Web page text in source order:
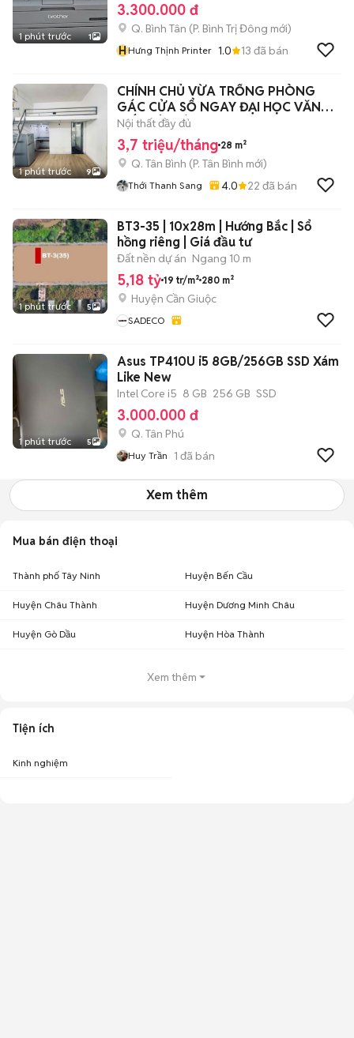
1 phút trước 1
3.300.000 đ
Q. Bình Tân (P. Bình Trị Đông mới)
HHưng Thịnh Printer 1.0 13 đã bán
1 phút trước 9
CHÍNH CHỦ VỪA TRỐNG PHÒNG
GÁC CỬA SỔ NGAY ĐẠI HỌC VĂN
HIẾN TÂN BÌNH
Nội thất đầy đủ
3,7 triệu/tháng 28 m²
Q. Tân Bình (P. Tân Bình mới)
Thới Thanh Sang 4.0 22 đã bán
1 phút trước 5
BT3-35 | 10x28m | Hướng Bắc | Sổ
hồng riêng | Giá đầu tư
Đất nền dự án Ngang 10 m
5,18 tỷ 19 tr/m² 280 m²
Huyện Cần Giuộc
SADECO
1 phút trước 5
Asus TP410U i5 8GB/256GB SSD Xám
Like New
Intel Core i5 8 GB 256 GB SSD
3.000.000 đ
Q. Tân Phú
Huy Trần 1 đã bán
Xem thêm
Mua bán điện thoại
Thành phố Tây Ninh Huyện Bến Cầu
Huyện Châu Thành Huyện Dương Minh Châu
Huyện Gò Dầu Huyện Hòa Thành
Xem thêm
Tiện ích
Kinh nghiệm